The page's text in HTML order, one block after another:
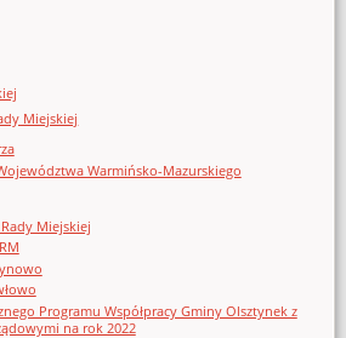
Miejskiej
Warmińsko-Mazurskiego
Miejskiej
Programu Współpracy Gminy Olsztynek z
na rok 2022